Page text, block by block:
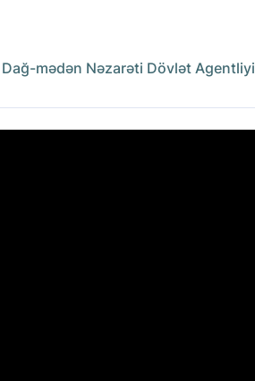
mədən Nəzarəti Dövlət Agentliyi